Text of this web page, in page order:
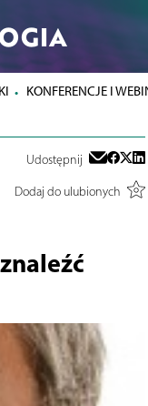
KONFERENCJE I
Udostępnij
Dodaj do ulubionych